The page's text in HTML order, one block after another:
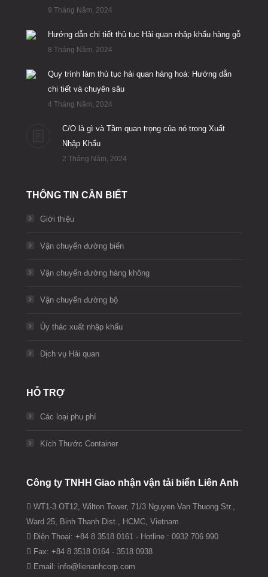
9 Tháng Năm, 2024
Hướng dẫn chi tiết thủ tục Hải quan nhập khẩu hàng gỗ
8 Tháng Năm, 2024
Quy trình làm thủ tục hải quan hàng hoá: Hướng dẫn
chi tiết và chuyên sâu
4 Tháng Năm, 2024
C/O là gì và Tầm quan trọng của nó trong Xuất
Nhập Khẩu
2 Tháng Năm, 2024
THÔNG TIN CẦN BIẾT
Giới thiệu
Vận chuyển đường biển
Vận chuyển đường hàng không
Vận chuyển đường bộ
Ủy thác xuất nhập khẩu
Dịch vụ Hải quan
HỖ TRỢ
Các loại phụ phí
Kích Thước Container
Công ty TNHH Giao nhận vận tải biển Liên Anh
WT1-3.OT12, Wilton Tower, 71/3 Nguyen Van Thuong Str.,
Ward 25, Binh Thanh Dist., HCMC, Vietnam
Điện Thoại: +84 8 3518 0161 - Hotline : 0932 706 990
Fax: +84 8 3518 0164 - 3518 0938
Email: info@lienanhcorp.com